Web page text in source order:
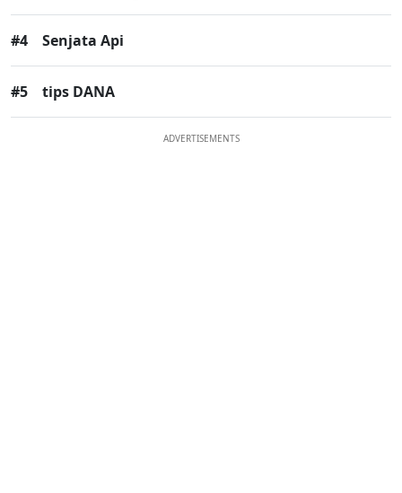
#4 Senjata Api
#5 tips DANA
ADVERTISEMENTS